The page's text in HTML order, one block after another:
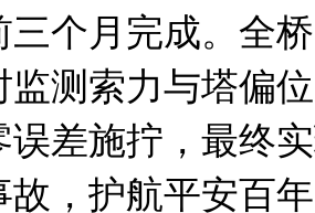
三个月完成。全
监测索力与塔偏
误差施拧，最终
故，护航平安百